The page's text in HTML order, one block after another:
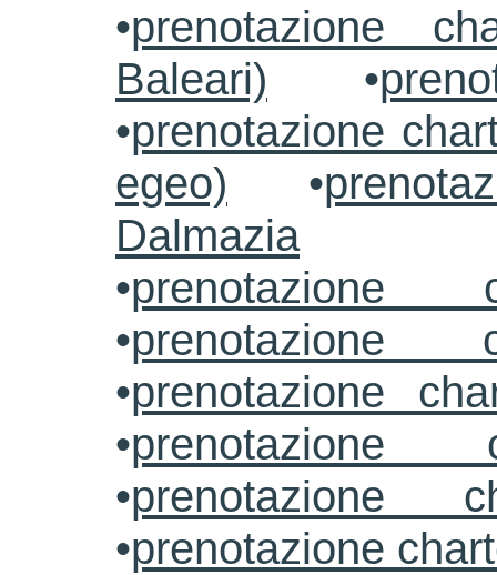
•prenotazione
Baleari) •
•prenotazione
egeo) •
Dalmazia
•prenotazione
•prenotazione
•prenotazione
•prenotazione
•prenotazione
•prenotazione